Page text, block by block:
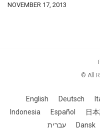
NOVEMBER 17, 2013
© All
English Deutsch
Indonesia
Español 日
עברית
Dansk